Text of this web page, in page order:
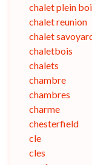
chalet plein
chalet reunion
chalet
chaletbois
chalets
chambre
chambres
charme
chesterfield
cle
cles